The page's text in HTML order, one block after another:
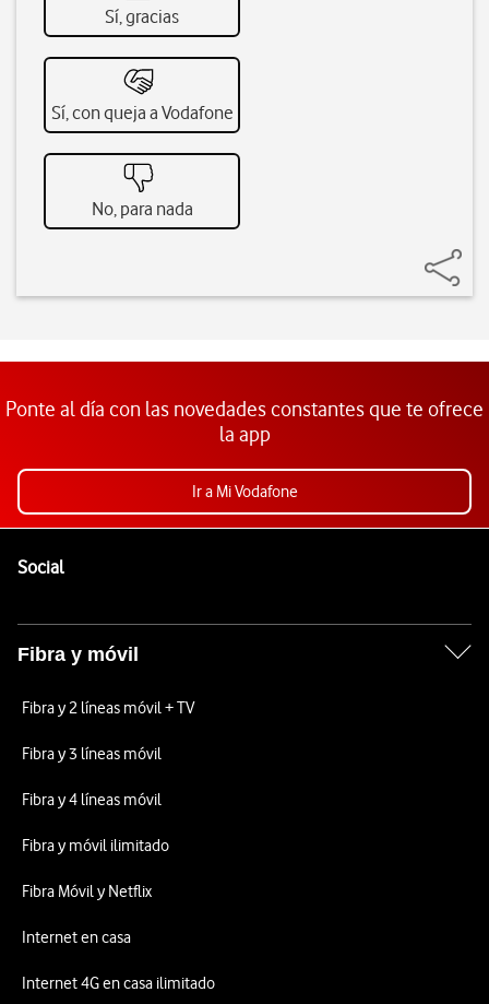
Sí, gracias
Sí, con queja a Vodafone
No, para nada
Ponte al día con las novedades constantes que te ofrece
la app
Ir a Mi Vodafone
SocialEnlaces a las redes sociales de Vodafone
Fibra y móvil
Fibra y 2 líneas móvil + TV
Fibra y 3 líneas móvil
Fibra y 4 líneas móvil
Fibra y móvil ilimitado
Fibra Móvil y Netflix
Internet en casa
Internet 4G en casa ilimitado